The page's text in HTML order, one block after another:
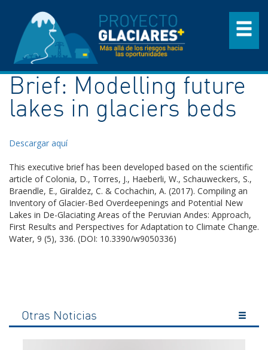
Brief: Modelling future
lakes in glaciers beds
Descargar aquí
This executive brief has been developed based on the scientific
article of Colonia, D., Torres, J., Haeberli, W., Schauweckers, S.,
Braendle, E., Giraldez, C. & Cochachin, A. (2017). Compiling an
Inventory of Glacier-Bed Overdeepenings and Potential New
Lakes in De-Glaciating Areas of the Peruvian Andes: Approach,
First Results and Perspectives for Adaptation to Climate Change.
Water, 9 (5), 336. (DOI: 10.3390/w9050336)
Otras Noticias